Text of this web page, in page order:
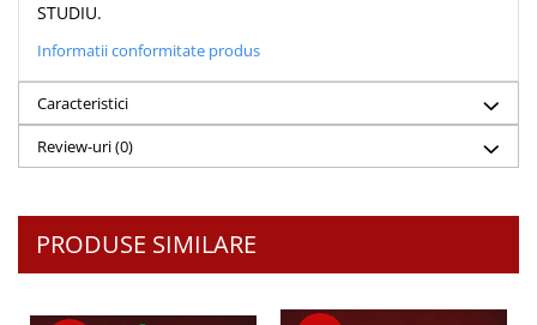
Viata crestina
Contemporaneitate
Devotional
Diverse
Lupta Spirituala
Slujire
Suferinta
Viata din belsug
STUDIU.
Informatii conformitate produs
Caracteristici
Review-uri(0)
PRODUSE SIMILARE